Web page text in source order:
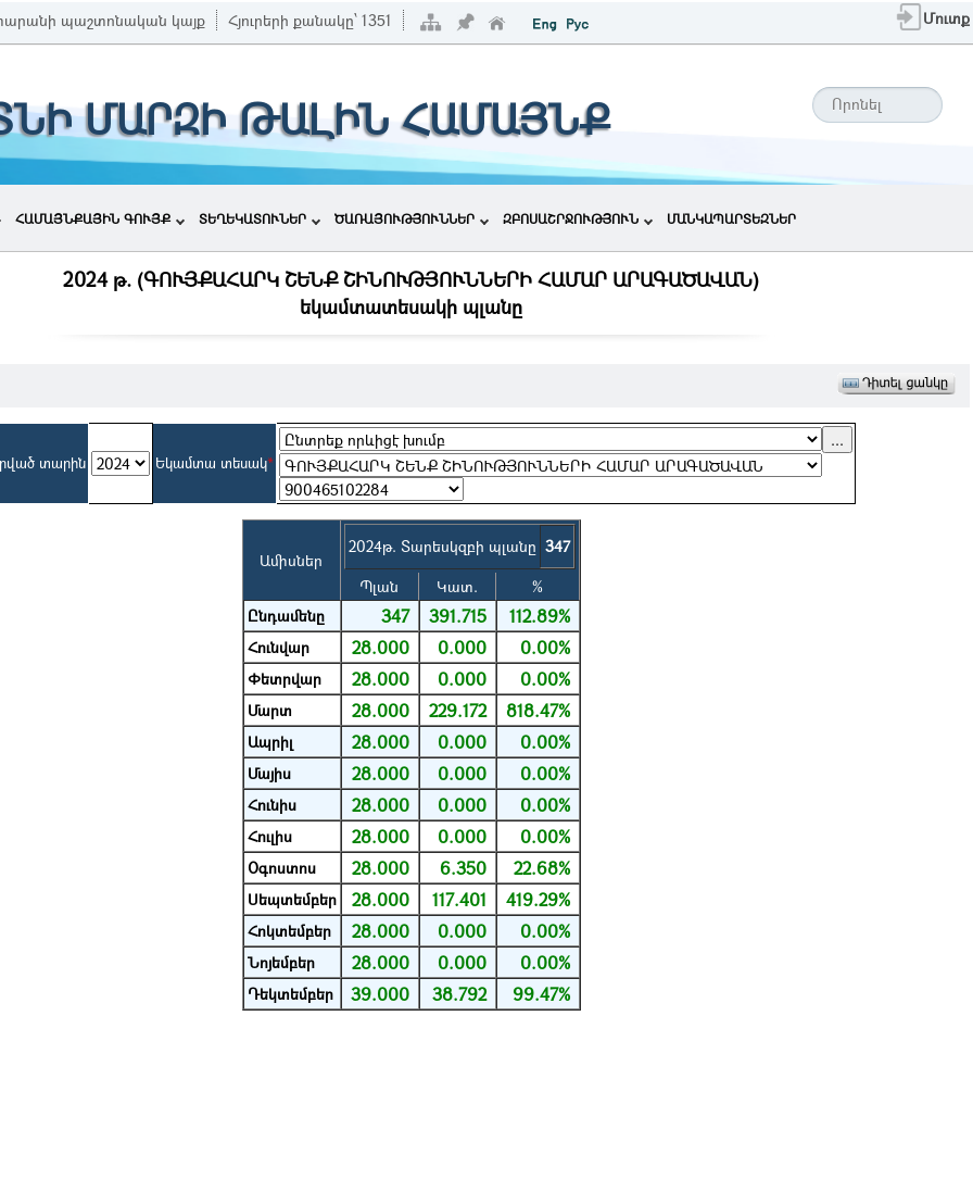
պաշտոնական կայք Հյուրերի քանակը՝ 1351 Մուտք
ՄԱՐԶԻ ԹԱԼԻՆ ՀԱՄԱՅՆՔ
ՀԱՄԱՅՆՔԱՅԻՆ ԳՈՒՅՔ ՏԵՂԵԿԱՏՈՒՆԵՐ ԾԱՌԱՅՈՒԹՅՈՒՆՆԵՐ ԶԲՈՍԱՇՐՋՈՒԹՅՈՒՆ ՄԱՆԿԱՊԱՐՏԵԶՆԵՐ
2024 թ. (ԳՈՒՅՔԱՀԱՐԿ ՇԵՆՔ ՇԻՆՈՒԹՅՈՒՆՆԵՐԻ ՀԱՄԱՐ ԱՐԱԳԱԾԱՎԱՆ)
եկամտատեսակի պլանը
տարին Եկամտա տեսակ*
Ամիսներ
2024թ. Տարեսկզբի պլանը 347
Պլան
Կատ.
%
Ընդամենը
347 391.715 112.89%
Հունվար 28.000 0.000 0.00%
Փետրվար 28.000 0.000 0.00%
Մարտ 28.000 229.172 818.47%
Ապրիլ 28.000 0.000 0.00%
Մայիս 28.000 0.000 0.00%
Հունիս 28.000 0.000 0.00%
Հուլիս 28.000 0.000 0.00%
Օգոստոս 28.000 6.350 22.68%
Սեպտեմբեր 28.000 117.401 419.29%
Հոկտեմբեր 28.000 0.000 0.00%
Նոյեմբեր 28.000 0.000 0.00%
Դեկտեմբեր 39.000 38.792 99.47%